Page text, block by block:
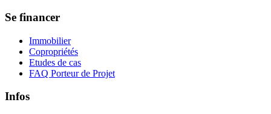
Se financer
Immobilier
Copropriétés
Etudes de cas
FAQ Porteur de Projet
Infos